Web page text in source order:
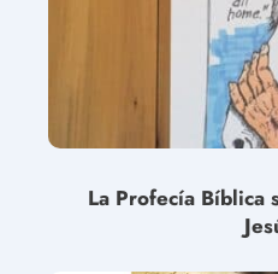
La Profecía Bíblica